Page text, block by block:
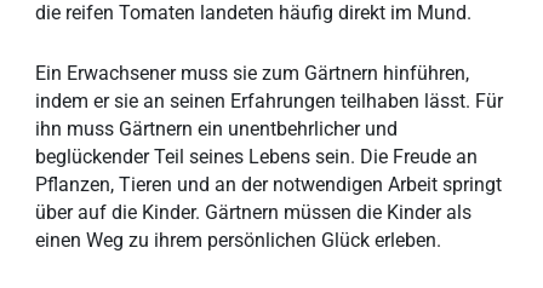
die reifen Tomaten landeten häufig direkt im Mund.
Ein Erwachsener muss sie zum Gärtnern hinführen,
indem er sie an seinen Erfahrungen teilhaben lässt. Für
ihn muss Gärtnern ein unentbehrlicher und
beglückender Teil seines Lebens sein. Die Freude an
Pflanzen, Tieren und an der notwendigen Arbeit springt
über auf die Kinder. Gärtnern müssen die Kinder als
einen Weg zu ihrem persönlichen Glück erleben.